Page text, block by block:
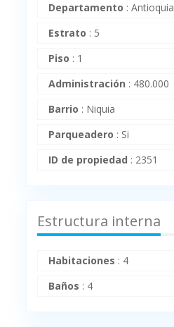
Departamento :Antioquia
Estrato : 5
Piso : 1
Administración : 480.000
Barrio : Niquia
Parqueadero : Si
ID de propiedad : 2351
Estructura interna
Habitaciones : 4
Baños : 4